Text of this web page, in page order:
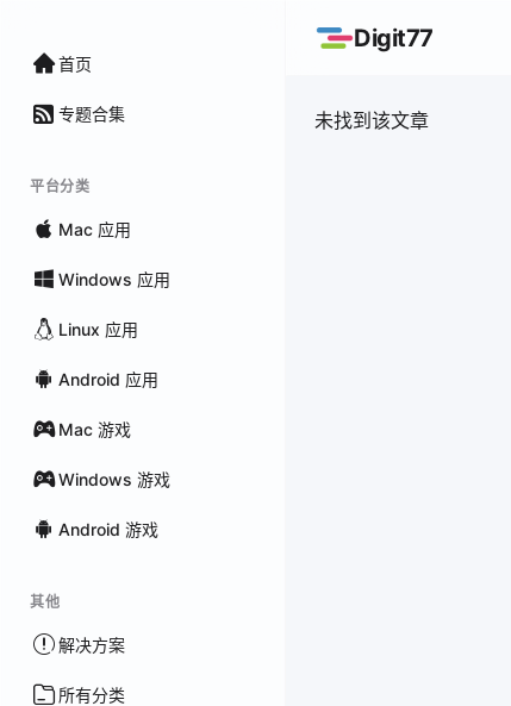
首页
专题合集
平台分类
Mac 应用
Windows 应用
Linux 应用
Android 应用
Mac 游戏
Windows 游戏
Android 游戏
其他
解决方案
所有分类
Digit77
未找到该文章